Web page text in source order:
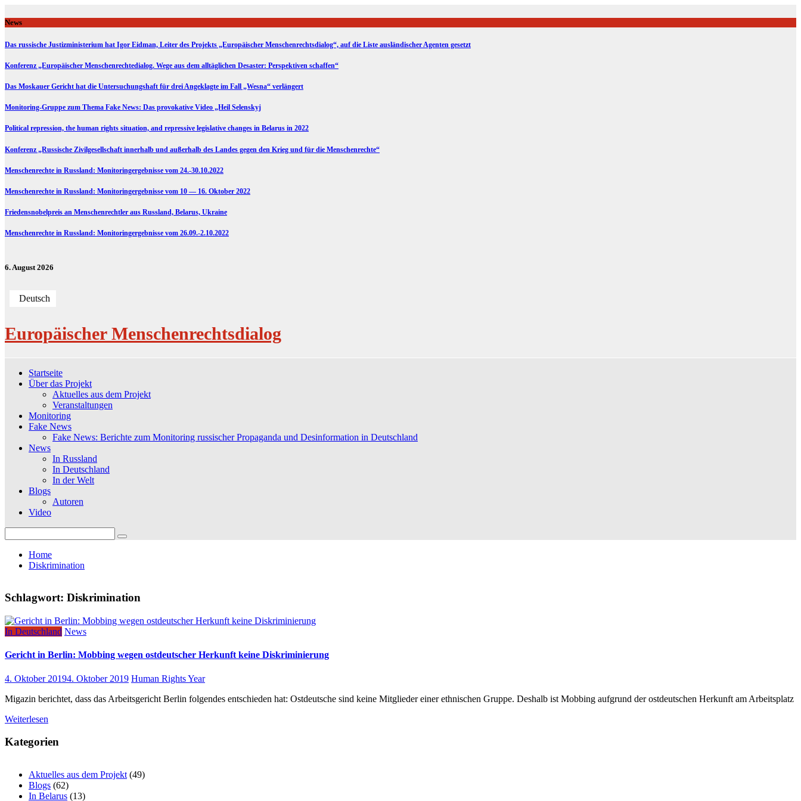
to
content
News
Das russische Justizministerium hat Igor Eidman, Leiter des Projekts „Europäischer Menschenrechtsdialog“, auf die Liste ausländischer Agenten gesetzt
Konferenz „Europäischer Menschenrechtedialog. Wege aus dem alltäglichen Desaster: Perspektiven schaffen“
Das Moskauer Gericht hat die Untersuchungshaft für drei Angeklagte im Fall „Wesna“ verlängert
Monitoring-Gruppe zum Thema Fake News: Das provokative Video „Heil Selenskyj
Political repression, the human rights situation, and repressive legislative changes in Belarus in 2022
Konferenz „Russische Zivilgesellschaft innerhalb und außerhalb des Landes gegen den Krieg und für die Menschenrechte“
Menschenrechte in Russland: Monitoringergebnisse vom 24.-30.10.2022
Menschenrechte in Russland: Monitoringergebnisse vom 10 — 16. Oktober 2022
Friedensnobelpreis an Menschenrechtler aus Russland, Belarus, Ukraine
Menschenrechte in Russland: Monitoringergebnisse vom 26.09.-2.10.2022
6. August 2026
Deutsch
Europäischer Menschenrechtsdialog
Startseite
Über das Projekt
Aktuelles aus dem Projekt
Veranstaltungen
Monitoring
Fake News
Fake News: Berichte zum Monitoring russischer Propaganda und Desinformation in Deutschland
News
In Russland
In Deutschland
In der Welt
Blogs
Autoren
Video
for:
Home
Diskrimination
Schlagwort: Diskrimination
In Deutschland News
Gericht in Berlin: Mobbing wegen ostdeutscher Herkunft keine Diskriminierung
4. Oktober 20194. Oktober 2019 Human Rights Year
Migazin berichtet, dass das Arbeitsgericht Berlin folgendes entschieden hat: Ostdeutsche sind keine Mitglieder einer ethnischen Gruppe. Deshalb ist Mobbing aufgrund der ostdeutschen Herkunft am Arbeitsplatz
Weiterlesen
Kategorien
Aktuelles aus dem Projekt (49)
Blogs (62)
In Belarus (13)